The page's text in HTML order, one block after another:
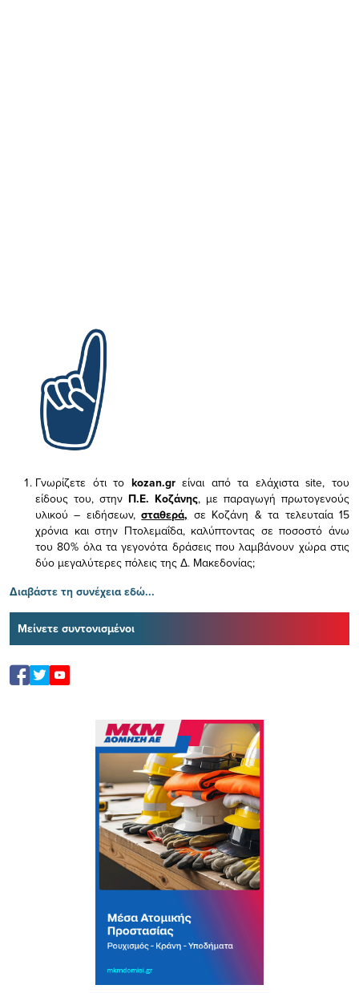
Γνωρίζετε ότι το kozan.gr είναι από τα ελάχισταsite, του
είδους του, στην Π.Ε. Κοζάνης, με παραγωγή πρωτογενούς
υλικού – ειδήσεων,σταθερά, σε Κοζάνη & τα τελευταία 15
χρόνια και στην Πτολεμαΐδα, καλύπτοντας σε ποσοστό άνω
του 80% όλα τα γεγονότα δράσεις που λαμβάνουν χώρα στις
δύο μεγαλύτερες πόλεις της Δ. Μακεδονίας;
Διαβάστε τη συνέχεια εδώ...
Μείνετε συντονισμένοι